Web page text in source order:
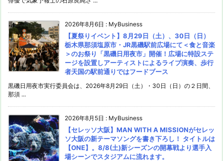
2026年8月6日 : MyBusiness
【夏祭りイベント】8月29日（土）、30日（日）
栃木県那須塩原市・JR黒磯駅前広場にて＜食と音楽
＞のお祭り「黒磯日用夜市」開催！広場に特設ステ
ージを設置しアーティストによるライブ演奏、歩行
者天国の駅前通りではフードブース
黒磯日用夜市実行委員会は、2026年8月29日（土）・30日（日）の２日間、
那須 ...
2026年8月5日 : MyBusiness
【セレッソ大阪】MAN WITH A MISSIONがセレッ
ソ大阪の新テーマソングを書き下ろし！ タイトルは
【ONE】。8/8(土)新シーズンの開幕戦より選手入
場シーンでスタジアムに流れます。